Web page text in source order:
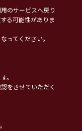
のサービスへ戻り
る可能性がありま
ってください。
。
をさせていただく